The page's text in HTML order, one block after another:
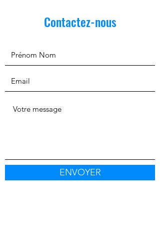
Contactez-nous
ENVOYER